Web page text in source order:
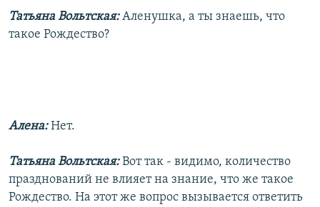
Татьяна Вольтская:Аленушка, а ты знаешь, что
такое Рождество?
Алена:Нет.
Татьяна Вольтская:Вот так - видимо, количество
празднований не влияет на знание, что же такое
Рождество. На этот же вопрос вызывается ответить